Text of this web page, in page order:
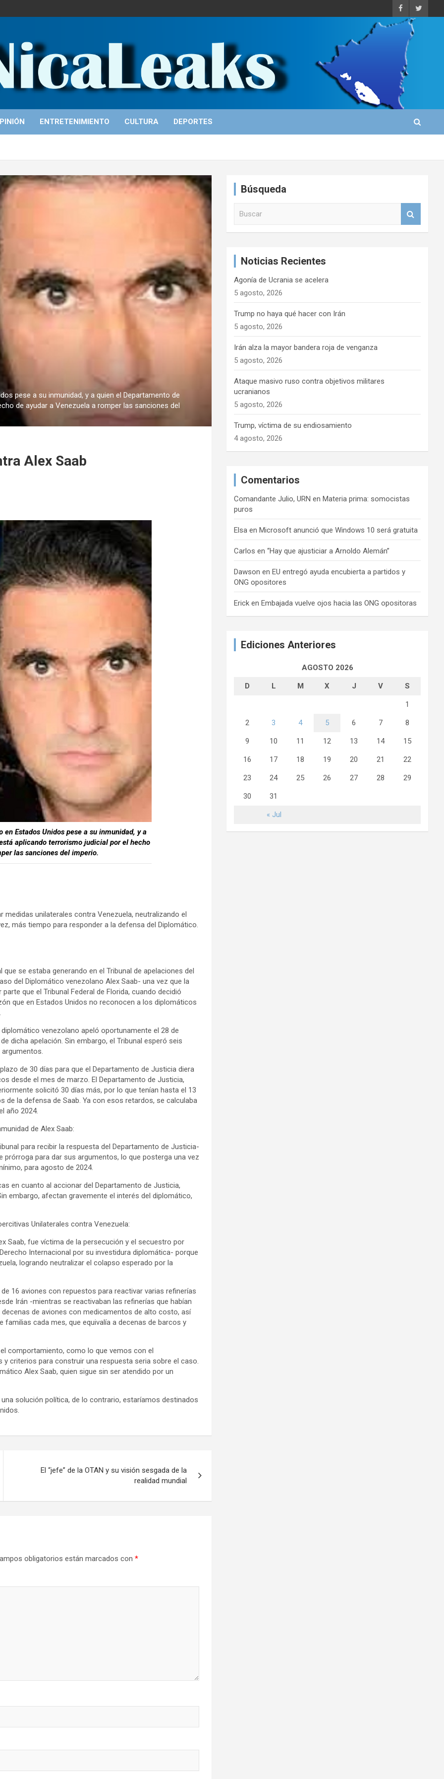
ENTRETENIMIENTO CULTURA DEPORTES
pese a su inmunidad, y a quien el Departamento de
de ayudar a Venezuela a romper las sanciones del
Alex Saab
Estados Unidos pese a su inmunidad, y a
aplicando terrorismo judicial por el hecho
las sanciones del imperio.
unilaterales contra Venezuela, neutralizando el
más tiempo para responder a la defensa del Diplomático.
se estaba generando en el Tribunal de apelaciones del
del Diplomático venezolano Alex Saab- una vez que la
que el Tribunal Federal de Florida, cuando decidió
que en Estados Unidos no reconocen a los diplomáticos
venezolano apeló oportunamente el 28 de
dicha apelación. Sin embargo, el Tribunal esperó seis
de 30 días para que el Departamento de Justicia diera
desde el mes de marzo. El Departamento de Justicia,
solicitó 30 días más, por lo que tenían hasta el 13
la defensa de Saab. Ya con esos retardos, se calculaba
año 2024.
de Alex Saab:
para recibir la respuesta del Departamento de Justicia-
para dar sus argumentos, lo que posterga una vez
para agosto de 2024.
en cuanto al accionar del Departamento de Justicia,
embargo, afectan gravemente el interés del diplomático,
Unilaterales contra Venezuela:
Saab, fue víctima de la persecución y el secuestro por
Internacional por su investidura diplomática- porque
logrando neutralizar el colapso esperado por la
16 aviones con repuestos para reactivar varias refinerías
Irán -mientras se reactivaban las refinerías que habían
de aviones con medicamentos de alto costo, así
cada mes, que equivalía a decenas de barcos y
comportamiento, como lo que vemos con el
criterios para construir una respuesta seria sobre el caso.
Alex Saab, quien sigue sin ser atendido por un
solución política, de lo contrario, estaríamos destinados
El “jefe” de la OTAN y su visión sesgada de la
realidad mundial
obligatorios están marcados con *
Búsqueda
Noticias Recientes
Agonía de Ucrania se acelera
5 agosto, 2026
Trump no haya qué hacer con Irán
5 agosto, 2026
Irán alza la mayor bandera roja de venganza
5 agosto, 2026
Ataque masivo ruso contra objetivos militares
ucranianos
5 agosto, 2026
Trump, víctima de su endiosamiento
4 agosto, 2026
Comentarios
Comandante Julio, URN en Materia prima: somocistas
puros
Elsa en Microsoft anunció que Windows 10 será gratuita
Carlosen“Hay que ajusticiar a Arnoldo Alemán”
Dawson en EU entregó ayuda encubierta a partidos y
ONG opositores
Erick en Embajada vuelve ojos hacia las ONG opositoras
Ediciones Anteriores
AGOSTO 2026
D L M X J V S
« Jul
1
2 3 4 5 6 7 8
9 10 11 12 13 14 15
16 17 18 19 20 21 22
23 24 25 26 27 28 29
30 31